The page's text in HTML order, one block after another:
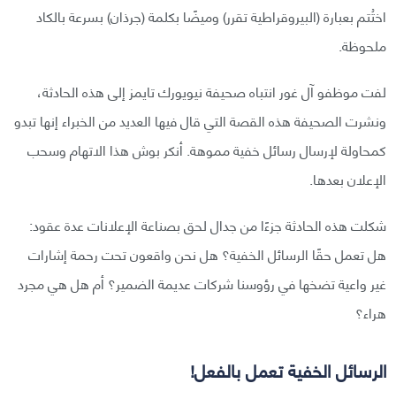
اختُتم بعبارة (البيروقراطية تقرر) وميضًا بكلمة (جرذان) بسرعة بالكاد
ملحوظة.
لفت موظفو آل غور انتباه صحيفة نيويورك تايمز إلى هذه الحادثة،
ونشرت الصحيفة هذه القصة التي قال فيها العديد من الخبراء إنها تبدو
كمحاولة لإرسال رسائل خفية مموهة. أنكر بوش هذا الاتهام وسحب
الإعلان بعدها.
شكلت هذه الحادثة جزءًا من جدال لحق بصناعة الإعلانات عدة عقود:
هل تعمل حقًا الرسائل الخفية؟ هل نحن واقعون تحت رحمة إشارات
غير واعية تضخها في رؤوسنا شركات عديمة الضمير؟ أم هل هي مجرد
هراء؟
الرسائل الخفية تعمل بالفعل!